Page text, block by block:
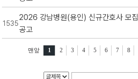
1535
2026 강남병원(용인) 신규간호사 모집
공고
맨앞 1 2 3 4 5 6 7 8